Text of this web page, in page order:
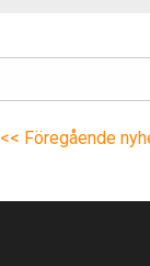
<< Föregående